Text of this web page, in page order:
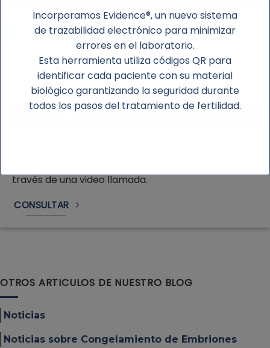
TURNO ONLINE
VÍA WHATSAPP
través de una video llamada.
CONSULTAR
OTROS ARTICULOS DE NUESTRO BLOG
Noticias
Noticias sobre Congelamiento de Embriones
Incorporamos Evidence®, un nuevo sistema
de trazabilidad electrónico para minimizar
errores en el laboratorio.
Esta herramienta utiliza códigos QR para
identificar cada paciente con su material
biológico garantizando la seguridad durante
todos los pasos del tratamiento de fertilidad.